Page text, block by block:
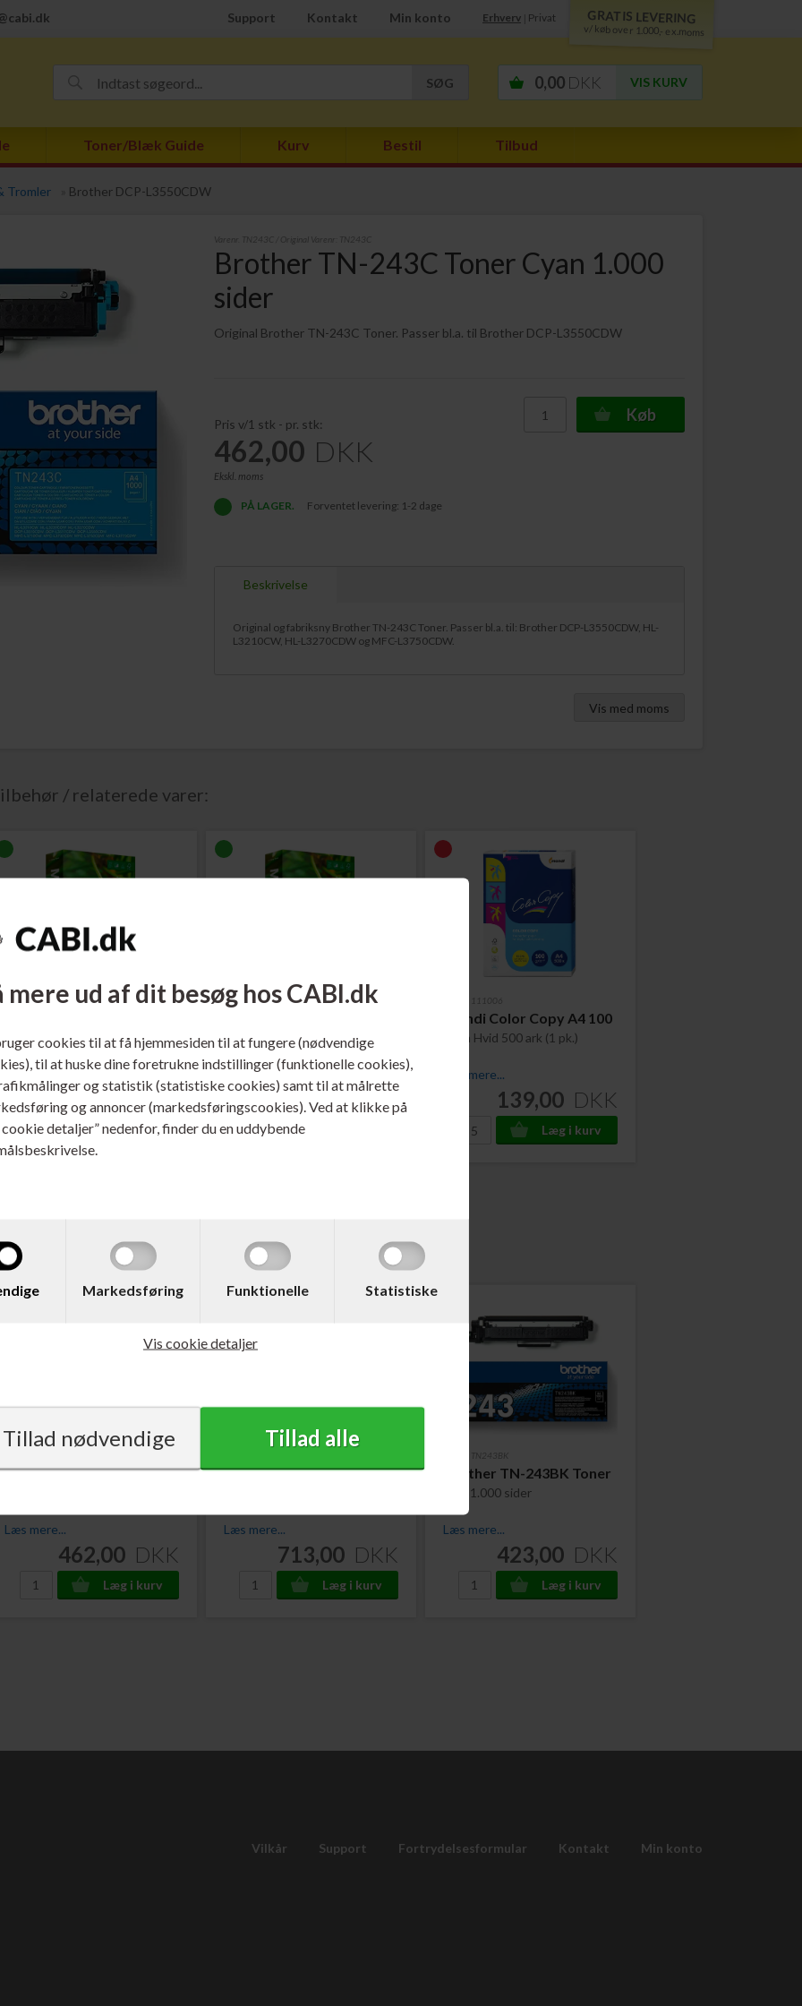
mere ud af dit besøg hos CABI.dk
cookies til at få hjemmesiden til at fungere (nødvendige
til at huske dine foretrukne indstillinger (funktionelle cookies),
og statistik (statistiske cookies) samt til at målrette
og annoncer (markedsføringscookies). Ved at klikke på
cookie detaljer” nedenfor, finder du en uddybende
Markedsføring Funktionelle Statistiske
Vis cookie detaljer
Support Kontakt Min konto Erhverv Privat GRATIS LEVERING
v/ køb over 1.000,- ex.moms
VIS KURV
0,00 DKK
Toner/Blæk Guide Kurv Bestil Tilbud
Tromler Brother DCP-L3550CDW
Varenr. TN243C / Original Varenr: TN243C
Brother TN-243C Toner Cyan 1.000
sider
Original Brother TN-243C Toner. Passer bl.a. til Brother DCP-L3550CDW
Pris v/1 stk - pr. stk:
462,00 DKK
Ekskl. moms
Køb
PÅ LAGER. Forventet levering: 1-2 dage
Beskrivelse
Original og fabriksny Brother TN-243C Toner. Passer bl.a. til: Brother DCP-L3550CDW, HL-
L3210CW, HL-L3270CDW og MFC-L3750CDW.
Vis med moms
/ relaterede varer:
Varenr. 130025
80 gram 500 ark
Læs mere...
46,00 DKK
Varenr. 130136
100 gram 500 ark
Læs mere...
74,00 DKK
Mondi Color Copy A4 100
gram Hvid 500 ark (1 pk.)
Læs mere...
139,00 DKK
Brother TN-243Y Toner
Læs mere...
462,00 DKK
Brother TN-247BK Toner
Læs mere...
713,00 DKK
Varenr. TN243BK
Brother TN-243BK Toner
Sort 1.000 sider
Læs mere...
423,00 DKK
Vilkår Support Fortrydelsesformular Kontakt Min konto